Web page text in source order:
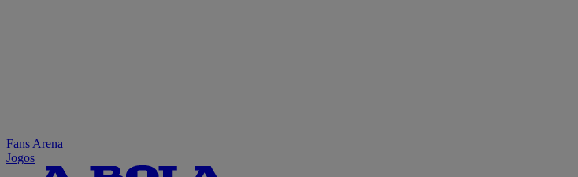
Fans Arena
Jogos